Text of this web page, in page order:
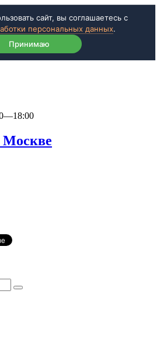
сайт, вы соглашаетесь с
персональных данных.
Принимаю